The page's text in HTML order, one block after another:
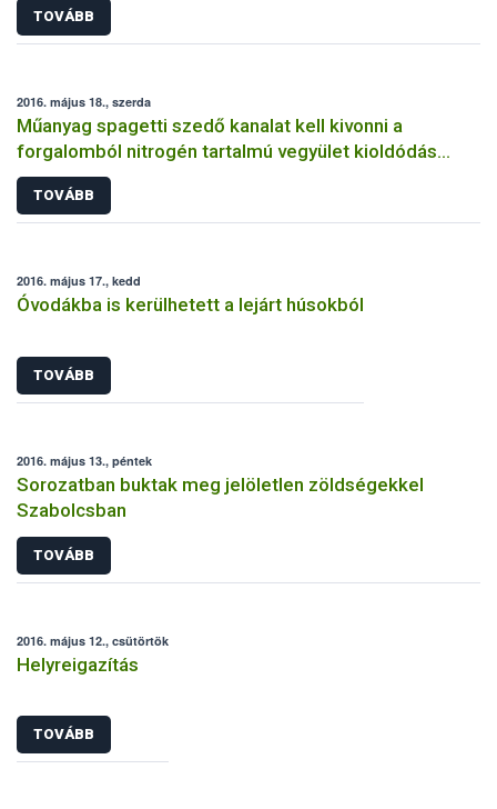
TOVÁBB
2016. május 18., szerda
Műanyag spagetti szedő kanalat kell kivonni a
forgalomból nitrogén tartalmú vegyület kioldódás
miatt
TOVÁBB
2016. május 17., kedd
Óvodákba is kerülhetett a lejárt húsokból
TOVÁBB
2016. május 13., péntek
Sorozatban buktak meg jelöletlen zöldségekkel
Szabolcsban
TOVÁBB
2016. május 12., csütörtök
Helyreigazítás
TOVÁBB